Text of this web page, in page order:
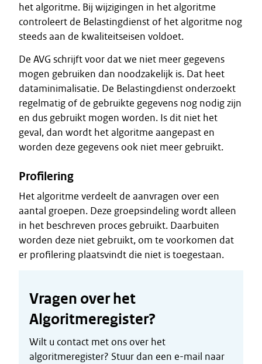
het algoritme. Bij wijzigingen in het algoritme
controleert de Belastingdienst of het algoritme nog
steeds aan de kwaliteitseisen voldoet.
De AVG schrijft voor dat we niet meer gegevens
mogen gebruiken dan noodzakelijk is. Dat heet
dataminimalisatie. De Belastingdienst onderzoekt
regelmatig of de gebruikte gegevens nog nodig zijn
en dus gebruikt mogen worden. Is dit niet het
geval, dan wordt het algoritme aangepast en
worden deze gegevens ook niet meer gebruikt.
Profilering
Het algoritme verdeelt de aanvragen over een
aantal groepen. Deze groepsindeling wordt alleen
in het beschreven proces gebruikt. Daarbuiten
worden deze niet gebruikt, om te voorkomen dat
er profilering plaatsvindt die niet is toegestaan.
Vragen over het
Algoritmeregister?
Wilt u contact met ons over het
algoritmeregister? Stuur dan een e-mail naar